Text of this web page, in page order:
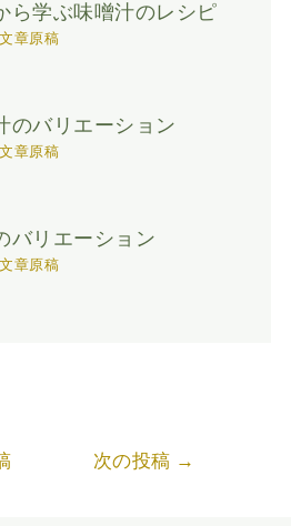
学ぶ味噌汁のレシピ
章原稿
バリエーション
章原稿
リエーション
章原稿
次の投稿 →